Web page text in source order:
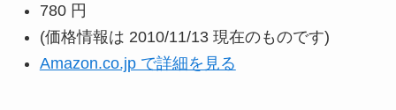
780 円
(価格情報は 2010/11/13 現在のものです)
Amazon.co.jp で詳細を見る